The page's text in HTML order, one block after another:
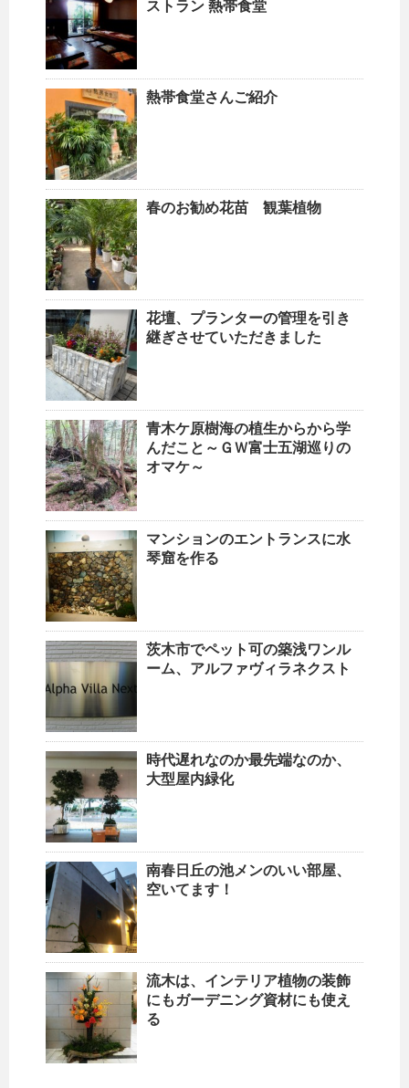
ストラン 熱帯食堂
熱帯食堂さんご紹介
春のお勧め花苗 観葉植物
花壇、プランターの管理を引き
継ぎさせていただきました
青木ケ原樹海の植生からから学
んだこと～ＧＷ富士五湖巡りの
オマケ～
マンションのエントランスに水
琴窟を作る
茨木市でペット可の築浅ワンル
ーム、アルファヴィラネクスト
時代遅れなのか最先端なのか、
大型屋内緑化
南春日丘の池メンのいい部屋、
空いてます！
流木は、インテリア植物の装飾
にもガーデニング資材にも使え
る